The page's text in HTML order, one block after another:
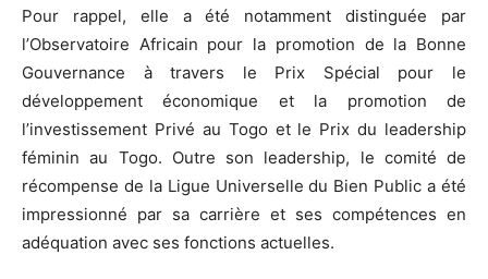
Pour rappel, elle a été notamment distinguée par
l’Observatoire Africain pour la promotion de la Bonne
Gouvernance à travers le Prix Spécial pour le
développement économique et la promotion de
l’investissement Privé au Togo et le Prix du leadership
féminin au Togo. Outre son leadership, le comité de
récompense de la Ligue Universelle du Bien Public a été
impressionné par sa carrière et ses compétences en
adéquation avec ses fonctions actuelles.